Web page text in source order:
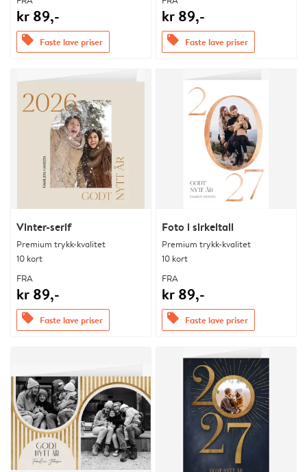
kr 89,-
offers Faste lave priser
kr 89,-
offers Faste lave priser
Vinter-serif
Premium trykk-kvalitet
10 kort
FRA
kr 89,-
offers Faste lave priser
Foto i sirkeltall
Premium trykk-kvalitet
10 kort
FRA
kr 89,-
offers Faste lave priser